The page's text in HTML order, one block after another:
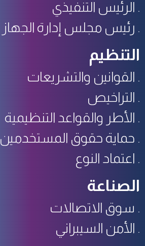
الرئيس التنفيذي
رئيس مجلس إدارة الجهاز
التنظيم
القوانين والتشريعات
التراخيص
الأطر والقواعد التنظيمية
حماية حقوق المستخدمين
اعتماد النوع
الصناعة
سوق الاتصالات
الأمن السيبراني